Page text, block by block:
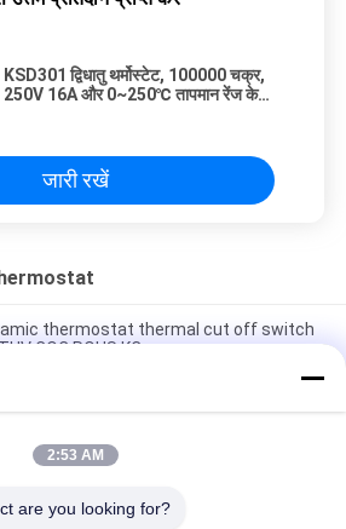
KSD301 द्विधातु थर्मोस्टेट, 100000 चक्र,
250V 16A और 0~250℃ तापमान रेंज के
जारी रखें
thermostat thermal cut off switch
CQC ROHS KC
Thermostats, low temperature
250V 10 13C
Bimetal Thermostat AC 125V 250V
2:53 AM
are you looking for?